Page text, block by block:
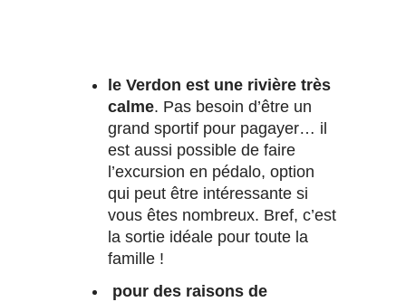
le Verdon est une rivière très
calme. Pas besoin d’être un
grand sportif pour pagayer… il
est aussi possible de faire
l’excursion en pédalo, option
qui peut être intéressante si
vous êtes nombreux. Bref, c’est
la sortie idéale pour toute la
famille !
pour des raisons de